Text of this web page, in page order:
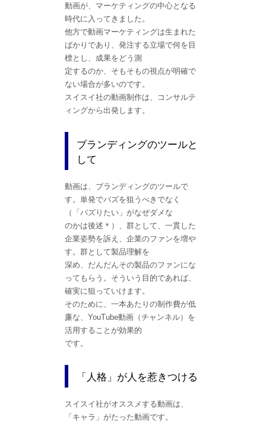
動画が、マーケティングの中心となる
時代に入ってきました。
他方で動画マーケティングは生まれた
ばかりであり、発注する立場で何を目
標とし、成果をどう測
定するのか、そもそもの視点が明確で
ない場合が多いのです。
スイスイ社の動画制作は、コンサルテ
ィングから出発します。
ブランディングのツールと
して
動画は、ブランディングのツールで
す。単発でバズを狙うべきでなく
（「バズりたい」がなぜダメな
のかは後述＊）、群として、一貫した
企業姿勢を訴え、企業のファンを増や
す。群として製品理解を
深め、だんだんその製品のファンにな
ってもらう。そういう目的であれば、
確実に狙っていけます。
そのために、一本あたりの制作費が低
廉な、YouTube動画（チャンネル）を
活用することが効果的
です。
「人格」が人を惹きつける
スイスイ社がオススメする動画は、
「キャラ」がたった動画です。